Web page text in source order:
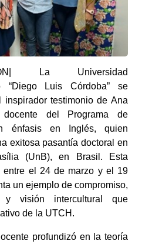
La Universidad
“Diego Luis Córdoba” se
inspirador testimonio de Ana
del Programa de
énfasis en Inglés, quien
exitosa pasantía doctoral en
(UnB), en Brasil. Esta
entre el 24 de marzo y el 19
un ejemplo de compromiso,
y visión intercultural que
de la UTCH.
profundizó en la teoría